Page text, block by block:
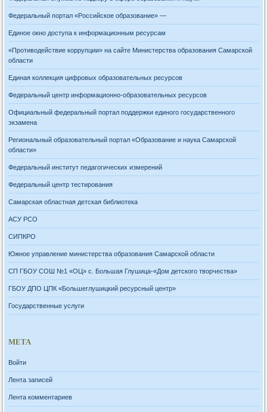
Федеральный портал «Российское образование» —
Единое окно доступа к информационным ресурсам
«Противодействие коррупции» на сайте Министерства образования Самарской
области
Единая коллекция цифровых образовательных ресурсов
Федеральный центр информационно-образовательных ресурсов
Официальный федеральный портал поддержки единого государственного
экзамена
Региональный образовательный портал «Образование и наука Самарской
области»
Федеральный институт педагогических измерений
Федеральный центр тестирования
Самарская областная детская библиотека
АСУ РСО
СИПКРО
Южное управление министерства образования Самарской области
СП ГБОУ СОШ №1 «ОЦ» с. Большая Глушица-«Дом детского творчества»
ГБОУ ДПО ЦПК «Большеглушицкий ресурсный центр»
Государственные услуги
МЕТА
Войти
Лента записей
Лента комментариев